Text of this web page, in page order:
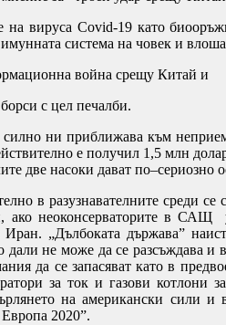
на вируса Covid-19 като
система на човек и
война срещу Китай и
с цел печалби.
ни приближава към
е получил 1,5 млн
две насоки дават по–сериозно
в разузнавателните среди
ако неоконсерваторите в
„Дълбоката държава”
не може да се разсъждава и
да се запасяват като в
за ток и газови котлони
на американски сили и
2020”.